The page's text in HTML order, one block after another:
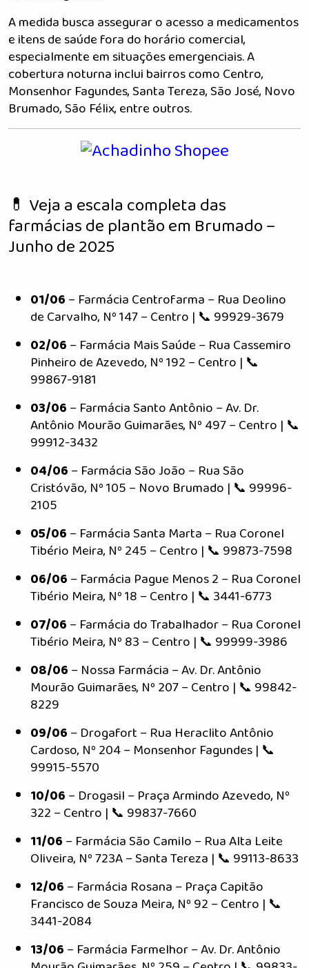
A medida busca assegurar o acesso a medicamentos
e itens de saúde fora do horário comercial,
especialmente em situações emergenciais. A
cobertura noturna inclui bairros como Centro,
Monsenhor Fagundes, Santa Tereza, São José, Novo
Brumado, São Félix, entre outros.
💊 Veja a escala completa das
farmácias de plantão em Brumado –
Junho de 2025
01/06– Farmácia Centrofarma – Rua Deolino
de Carvalho, Nº 147 – Centro | 📞 99929-3679
02/06– Farmácia Mais Saúde – Rua Cassemiro
Pinheiro de Azevedo, Nº 192 – Centro | 📞
99867-9181
03/06– Farmácia Santo Antônio – Av. Dr.
Antônio Mourão Guimarães, Nº 497 – Centro | 📞
99912-3432
04/06– Farmácia São João – Rua São
Cristóvão, Nº 105 – Novo Brumado | 📞 99996-
2105
05/06– Farmácia Santa Marta – Rua Coronel
Tibério Meira, Nº 245 – Centro | 📞 99873-7598
06/06– Farmácia Pague Menos 2 – Rua Coronel
Tibério Meira, Nº 18 – Centro | 📞 3441-6773
07/06– Farmácia do Trabalhador – Rua Coronel
Tibério Meira, Nº 83 – Centro | 📞 99999-3986
08/06– Nossa Farmácia – Av. Dr. Antônio
Mourão Guimarães, Nº 207 – Centro | 📞 99842-
8229
09/06– Drogafort – Rua Heraclito Antônio
Cardoso, Nº 204 – Monsenhor Fagundes | 📞
99915-5570
10/06– Drogasil – Praça Armindo Azevedo, Nº
322 – Centro | 📞 99837-7660
11/06– Farmácia São Camilo – Rua Alta Leite
Oliveira, Nº 723A – Santa Tereza | 📞 99113-8633
12/06– Farmácia Rosana – Praça Capitão
Francisco de Souza Meira, Nº 92 – Centro | 📞
3441-2084
13/06– Farmácia Farmelhor – Av. Dr. Antônio